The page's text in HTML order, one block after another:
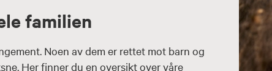
familien
Noen av dem er rettet mot barn og
Her finner du en oversikt over våre